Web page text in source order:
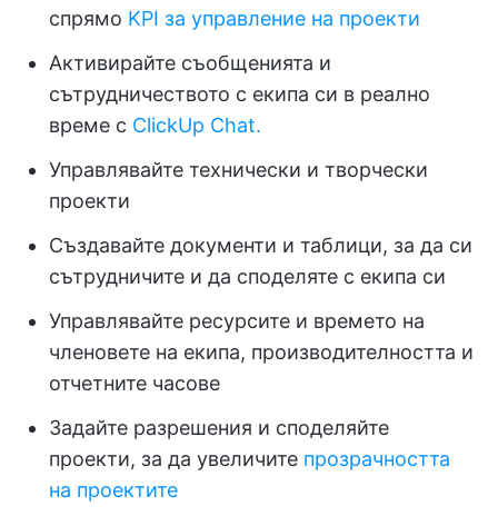
спрямо KPI за управление на проекти
Активирайте съобщенията и
сътрудничеството с екипа си в реално
време с ClickUp Chat.
Управлявайте технически и творчески
проекти
Създавайте документи и таблици, за да си
сътрудничите и да споделяте с екипа си
Управлявайте ресурсите и времето на
членовете на екипа, производителността и
отчетните часове
Задайте разрешения и споделяйте
проекти, за да увеличите прозрачността
на проектите